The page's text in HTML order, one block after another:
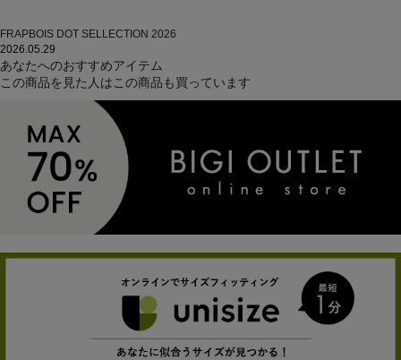
FRAPBOIS DOT SELLECTION 2026
2026.05.29
あなたへのおすすめアイテム
この商品を見た人はこの商品も買っています